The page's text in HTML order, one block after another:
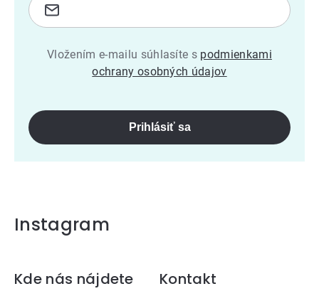
Vložením e-mailu súhlasíte s podmienkami
ochrany osobných údajov
Prihlásiť sa
Instagram
Zápätie
Kde nás nájdete
Kontakt